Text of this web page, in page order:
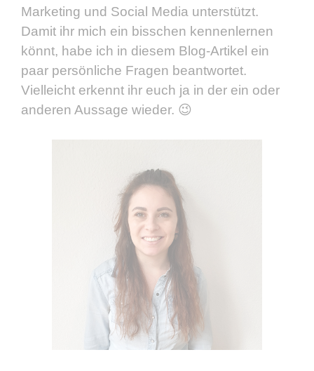
Marketing und Social Media unterstützt.
Damit ihr mich ein bisschen kennenlernen
könnt, habe ich in diesem Blog-Artikel ein
paar persönliche Fragen beantwortet.
Vielleicht erkennt ihr euch ja in der ein oder
anderen Aussage wieder. 😉